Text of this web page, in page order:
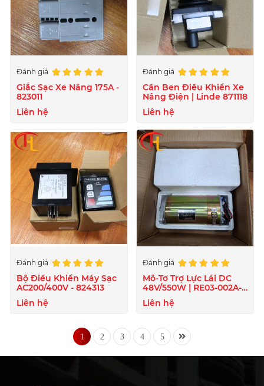
Đánh giá
Giắc Sạc Xe Nâng 175A -
823011
Liên hệ
Đánh giá
Cần Ben Điều Khiển Xe
Nâng Điện | Linde 871118
Liên hệ
Đánh giá
Bộ Điều Khiển Máy Sạc
AC200/400V - 824313
Liên hệ
Đánh giá
Mô-Tơ Trợ Lực Lái DC
48V/550W | RE03-002A-
0097A
Liên hệ
1 2 3 4 5